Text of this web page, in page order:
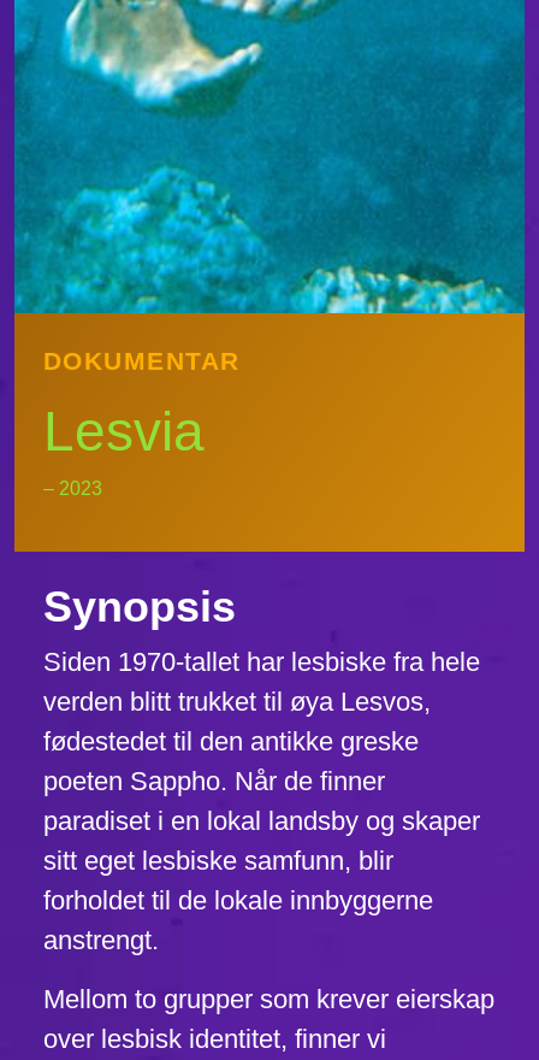
DOKUMENTAR
Lesvia
– 2023
Synopsis
Siden 1970-tallet har lesbiske fra hele
verden blitt trukket til øya Lesvos,
fødestedet til den antikke greske
poeten Sappho. Når de finner
paradiset i en lokal landsby og skaper
sitt eget lesbiske samfunn, blir
forholdet til de lokale innbyggerne
anstrengt.
Mellom to grupper som krever eierskap
over lesbisk identitet, finner vi